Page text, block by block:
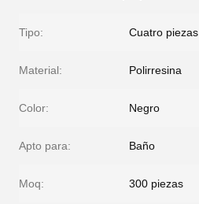
Tipo: Cuatro piezas
Material: Polirresina
Color: Negro
Apto para: Baño
Moq: 300 piezas